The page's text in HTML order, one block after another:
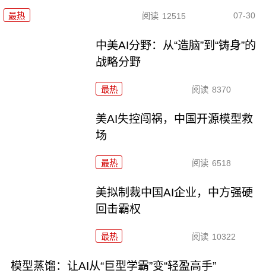
最热 阅读 12515 07-30
中美AI分野：从“造脑”到“铸身”的
战略分野
最热 阅读 8370
美AI失控闯祸，中国开源模型救
场
最热 阅读 6518
美拟制裁中国AI企业，中方强硬
回击霸权
最热 阅读 10322
模型蒸馏：让AI从“巨型学霸”变“轻盈高手”